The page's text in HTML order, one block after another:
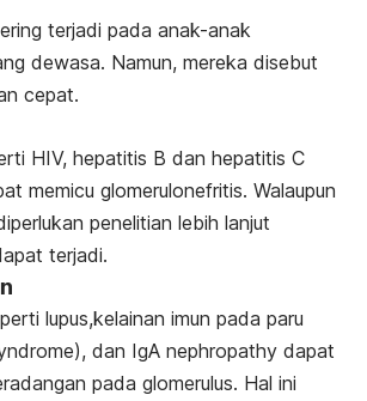
terjadi pada anak-anak
dewasa. Namun, mereka disebut
cepat.
HIV, hepatitis B dan hepatitis C
memicu glomerulonefritis. Walaupun
penelitian lebih lanjut
terjadi.
lupus,kelainan imun pada paru
dan IgA nephropathy dapat
pada glomerulus. Hal ini